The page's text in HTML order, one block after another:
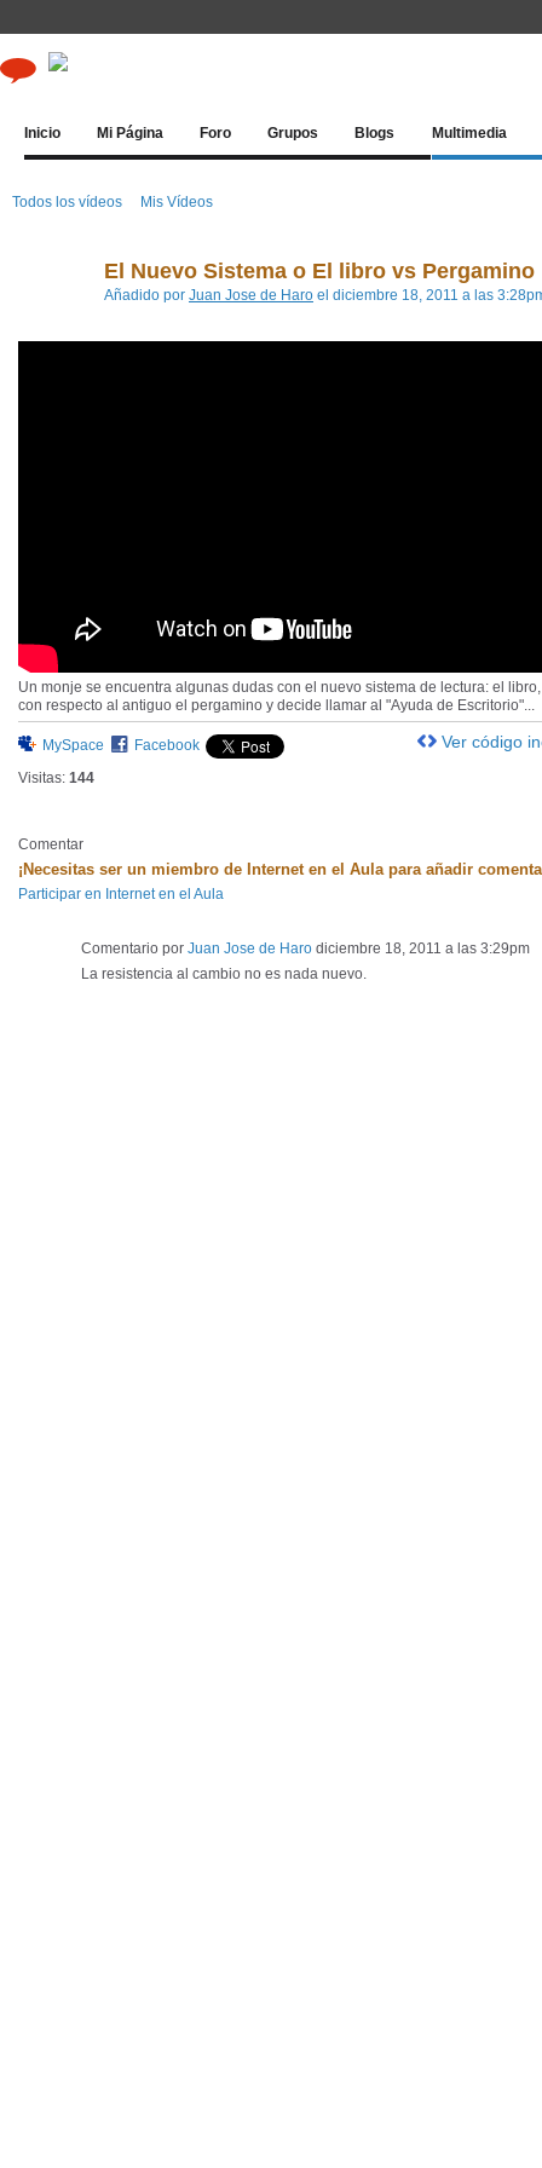
Inicio Mi Página Foro Grupos Blogs Multimedia
Todos los vídeos Mis Vídeos
El Nuevo Sistema o El libro vs Pergamino
Añadido por Juan Jose de Haro el diciembre 18, 2011 a las
Un monje se encuentra algunas dudas con el nuevo sistema de lectura: el libro,
con respecto al antiguo el pergamino y decide llamar al "Ayuda de Escritorio"...
MySpace
Facebook
Visitas: 144
Ver código
Comentar
¡Necesitas ser un miembro de Internet en el Aula para añadir
Participar en Internet en el Aula
Comentario por Juan Jose de Haro diciembre 18, 2011 a las 3:29pm
La resistencia al cambio no es nada nuevo.